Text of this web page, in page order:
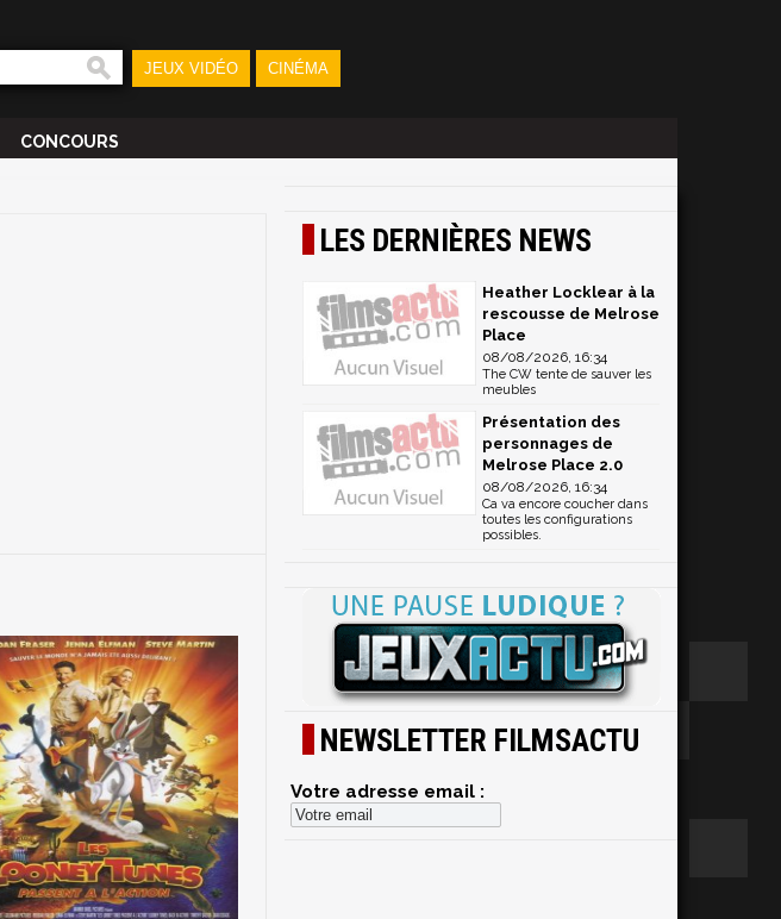
JEUX VIDÉO CINÉMA
CONCOURS
LES DERNIÈRES NEWS
Heather Locklear à la
rescousse de Melrose
Place
08/08/2026, 16:34
The CW tente de sauver les
meubles
Présentation des
personnages de
Melrose Place 2.0
08/08/2026, 16:34
Ca va encore coucher dans
toutes les configurations
possibles.
NEWSLETTER FILMSACTU
Votre adresse email :